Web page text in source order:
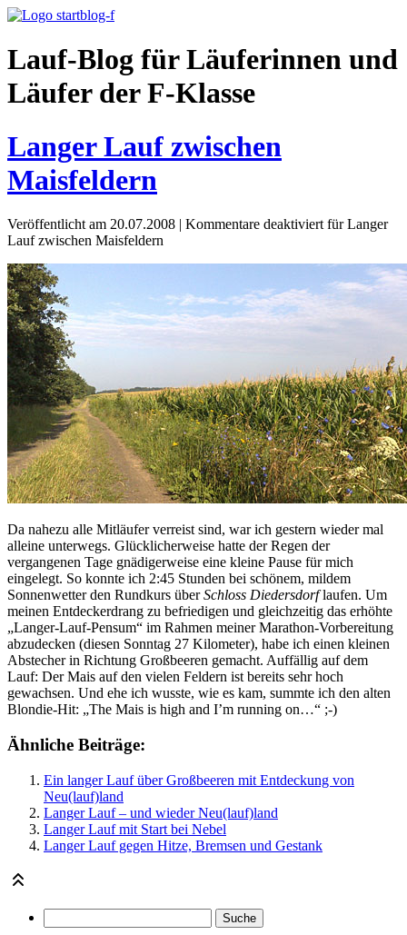
Lauf-Blog für Läuferinnen und
Läufer der F-Klasse
Langer Lauf zwischen
Maisfeldern
Veröffentlicht am 20.07.2008 | Kommentare deaktiviert für Langer
Lauf zwischen Maisfeldern
Da nahezu alle Mitläufer verreist sind, war ich gestern wieder mal
alleine unterwegs. Glücklicherweise hatte der Regen der
vergangenen Tage gnädigerweise eine kleine Pause für mich
eingelegt. So konnte ich 2:45 Stunden bei schönem, mildem
Sonnenwetter den Rundkurs überSchloss Diedersdorflaufen. Um
meinen Entdeckerdrang zu befriedigen und gleichzeitig das erhöhte
„Langer-Lauf-Pensum“ im Rahmen meiner Marathon-Vorbereitung
abzudecken (diesen Sonntag 27 Kilometer), habe ich einen kleinen
Abstecher in Richtung Großbeeren gemacht. Auffällig auf dem
Lauf: Der Mais auf den vielen Feldern ist bereits sehr hoch
gewachsen. Und ehe ich wusste, wie es kam, summte ich den alten
Blondie-Hit: „The Mais is high and I’m running on…“ ;-)
Ähnliche Beiträge:
Ein langer Lauf über Großbeeren mit Entdeckung von
Neu(lauf)land
Langer Lauf – und wieder Neu(lauf)land
Langer Lauf mit Start bei Nebel
Langer Lauf gegen Hitze, Bremsen und Gestank